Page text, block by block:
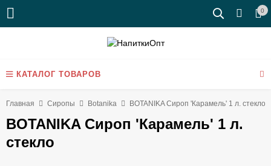
0
КАТАЛОГ ТОВАРОВ
Главная Сиропы Botanika BOTANIKA Сироп 'Карамель' 1 л. стекло
BOTANIKA Сироп 'Карамель' 1 л.
стекло